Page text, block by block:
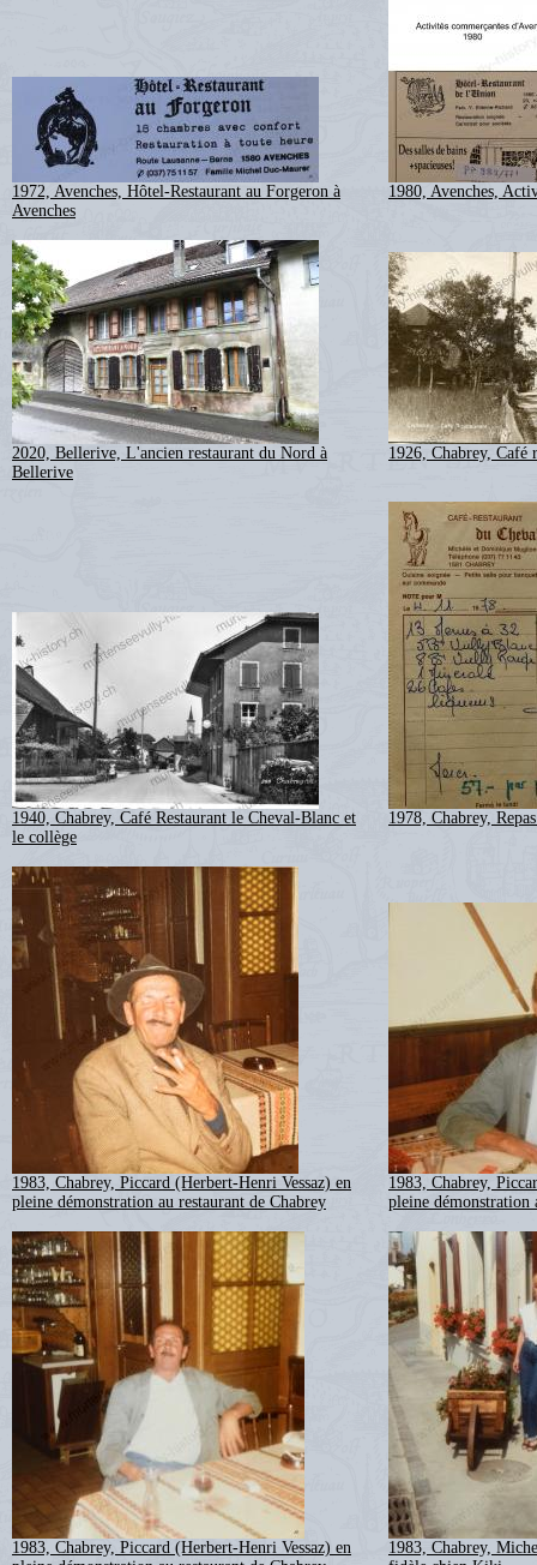
1972, Avenches, Hôtel-Restaurant au Forgeron à
Avenches
1980, Avenches,
2020, Bellerive, L'ancien restaurant du Nord à
Bellerive
1926, Chabrey, Café
1940, Chabrey, Café Restaurant le Cheval-Blanc et
le collège
1978, Chabrey,
1983, Chabrey, Piccard (Herbert-Henri Vessaz) en
pleine démonstration au restaurant de Chabrey
1983, Chabrey,
pleine démonstration
1983, Chabrey, Piccard (Herbert-Henri Vessaz) en
1983, Chabrey,